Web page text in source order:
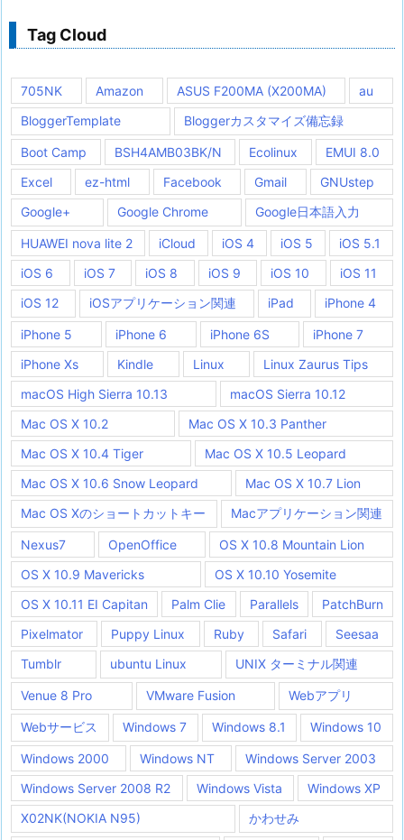
Tag Cloud
705NK Amazon ASUS F200MA (X200MA)
au
BloggerTemplate
Bloggerカスタマイズ備忘録
Boot Camp BSH4AMB03BK/N Ecolinux
EMUI 8.0
Excel
ez-html Facebook Gmail
GNUstep
Google+
Google Chrome Google日本語入力
HUAWEI nova lite 2 iCloud iOS 4 iOS 5
iOS 5.1
iOS 6
iOS 7 iOS 8 iOS 9 iOS 10
iOS 11
iOS 12
iOSアプリケーション関連 iPad iPhone 4
iPhone 5 iPhone 6 iPhone 6S
iPhone 7
iPhone Xs
Kindle Linux
Linux Zaurus Tips
macOS High Sierra 10.13
macOS Sierra 10.12
Mac OS X 10.2
Mac OS X 10.3 Panther
Mac OS X 10.4 Tiger
Mac OS X 10.5 Leopard
Mac OS X 10.6 Snow Leopard
Mac OS X 10.7 Lion
Mac OS Xのショートカットキー
Macアプリケーション関連
Nexus7 OpenOffice
OS X 10.8 Mountain Lion
OS X 10.9 Mavericks
OS X 10.10 Yosemite
OS X 10.11 EI Capitan
Palm Clie Parallels
PatchBurn
Pixelmator
Puppy Linux Ruby Safari
Seesaa
Tumblr
ubuntu Linux UNIX ターミナル関連
Venue 8 Pro VMware Fusion Webアプリ
Webサービス Windows 7 Windows 8.1 Windows 10
Windows 2000 Windows NT
Windows Server 2003
Windows Server 2008 R2
Windows Vista
Windows XP
X02NK(NOKIA N95)
かわせみ